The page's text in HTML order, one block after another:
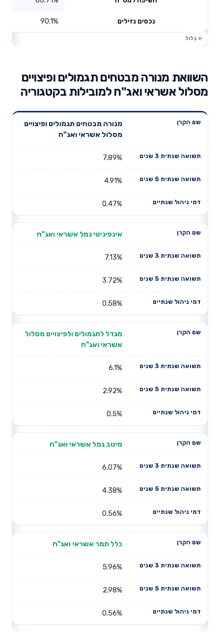
נכסים נזילים 90.1%
השוואת מנורה מבטחים תגמולים ופיצויים
מסלול אשראי ואג"ח למובילות בקטגוריה
שנתית 3
תשואה
שנתית 5
דמי ניהול
מנורה מבטחים תגמולים ופיצויים
מסלול אשראי ואג"ח
7.89%
4.91%
0.47%
אינפיניטי גמל אשראי ואג"ח
7.13%
3.72%
0.58%
מגדל לתגמולים ולפיצויים מסלול
אשראי ואג"ח
6.1%
2.92%
0.5%
מיטב גמל אשראי ואג"ח
6.07%
4.38%
0.56%
כלל תמר אשראי ואג"ח
5.96%
2.98%
0.56%